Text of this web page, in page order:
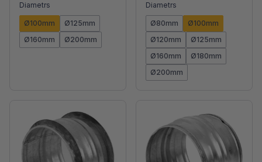
Diametrs
Ø100mm
Ø125mm
Ø160mm
Ø200mm
Diametrs
Ø80mm
Ø100mm
Ø120mm
Ø125mm
Ø160mm
Ø180mm
Ø200mm